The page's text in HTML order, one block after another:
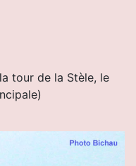
tour de la Stèle, le